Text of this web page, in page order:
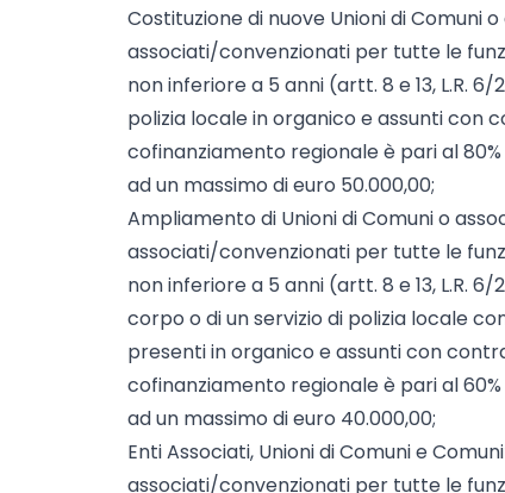
Costituzione di nuove Unioni di Comuni
associati/convenzionati per tutte le
non inferiore a 5 anni (artt. 8 e 13, L.R.
polizia locale in organico e assunti
cofinanziamento regionale è pari al
ad un massimo di euro 50.000,00;
Ampliamento di Unioni di Comuni o
associati/convenzionati per tutte le
non inferiore a 5 anni (artt. 8 e 13, L.R.
corpo o di un servizio di polizia locale
presenti in organico e assunti con
cofinanziamento regionale è pari al
ad un massimo di euro 40.000,00;
Enti Associati, Unioni di Comuni e
associati/convenzionati per tutte le